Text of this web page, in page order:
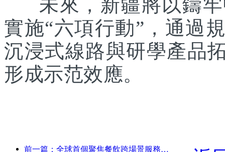
未來，新疆將以鑄牢
實施“六項行動”，通過
沉浸式線路與研學產品
形成示范效應。
前一篇：全球首個聚焦餐飲跨場景服務的人形機器人發布